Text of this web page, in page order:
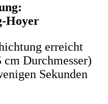
Hoyer
erreicht
Durchmesser)
Sekunden